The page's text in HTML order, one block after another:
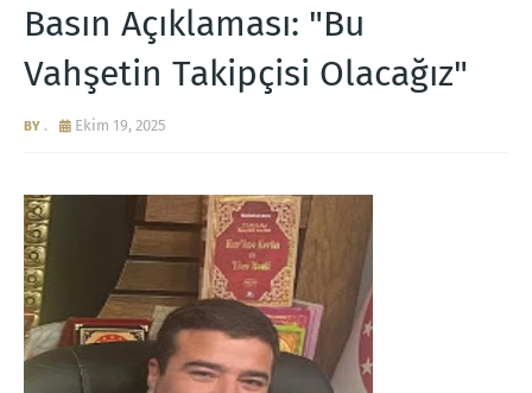
Basın Açıklaması: "Bu
Vahşetin Takipçisi Olacağız"
. Ekim 19, 2025